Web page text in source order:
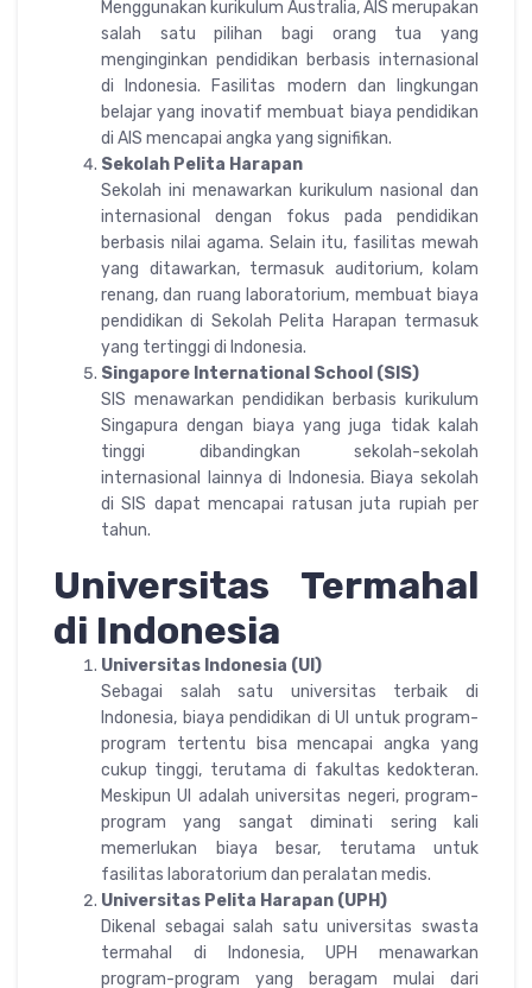
Menggunakan kurikulum Australia, AIS merupakan
salah satu pilihan bagi orang tua yang
menginginkan pendidikan berbasis internasional
di Indonesia. Fasilitas modern dan lingkungan
belajar yang inovatif membuat biaya pendidikan
di AIS mencapai angka yang signifikan.
Sekolah Pelita Harapan
Sekolah ini menawarkan kurikulum nasional dan
internasional dengan fokus pada pendidikan
berbasis nilai agama. Selain itu, fasilitas mewah
yang ditawarkan, termasuk auditorium, kolam
renang, dan ruang laboratorium, membuat biaya
pendidikan di Sekolah Pelita Harapan termasuk
yang tertinggi di Indonesia.
Singapore International School (SIS)
SIS menawarkan pendidikan berbasis kurikulum
Singapura dengan biaya yang juga tidak kalah
tinggi dibandingkan sekolah-sekolah
internasional lainnya di Indonesia. Biaya sekolah
di SIS dapat mencapai ratusan juta rupiah per
tahun.
Universitas Termahal
di Indonesia
Universitas Indonesia (UI)
Sebagai salah satu universitas terbaik di
Indonesia, biaya pendidikan di UI untuk program-
program tertentu bisa mencapai angka yang
cukup tinggi, terutama di fakultas kedokteran.
Meskipun UI adalah universitas negeri, program-
program yang sangat diminati sering kali
memerlukan biaya besar, terutama untuk
fasilitas laboratorium dan peralatan medis.
Universitas Pelita Harapan (UPH)
Dikenal sebagai salah satu universitas swasta
termahal di Indonesia, UPH menawarkan
program-program yang beragam mulai dari